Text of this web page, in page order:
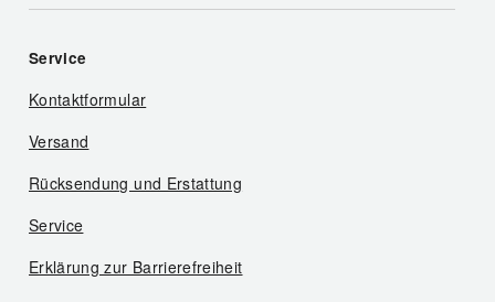
Service
Kontaktformular
Versand
Rücksendung und Erstattung
Service
Erklärung zur Barrierefreiheit